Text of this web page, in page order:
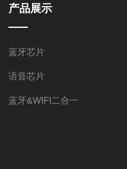
产品展示
蓝牙芯片
语音芯片
蓝牙&WIFI二合一